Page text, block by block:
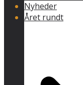
Nyheder
Året rundt